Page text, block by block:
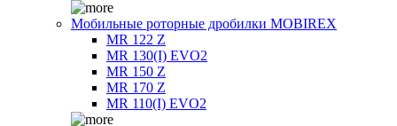
Мобильные роторные дробилки MOBIREX
MR 122 Z
MR 130(I) EVO2
MR 150 Z
MR 170 Z
MR 110(I) EVO2